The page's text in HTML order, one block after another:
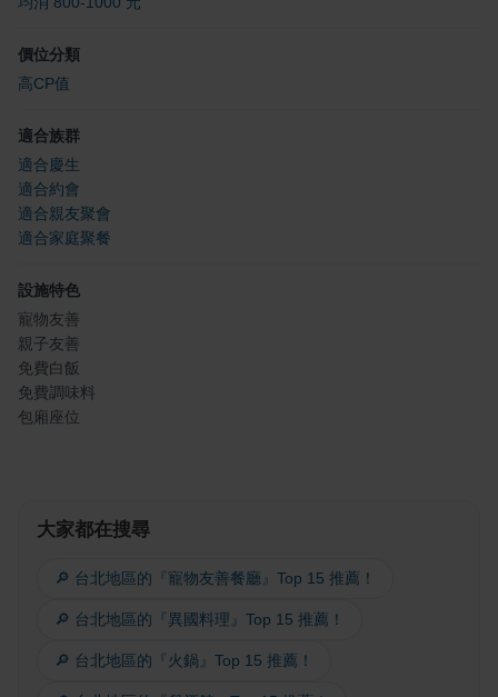
價位分類
高CP值
適合族群
適合慶生
適合約會
適合親友聚會
適合家庭聚餐
設施特色
寵物友善
親子友善
免費白飯
免費調味料
包廂座位
大家都在搜尋
🔎 台北地區的『寵物友善餐廳』Top 15 推薦！
🔎 台北地區的『異國料理』Top 15 推薦！
🔎 台北地區的『火鍋』Top 15 推薦！